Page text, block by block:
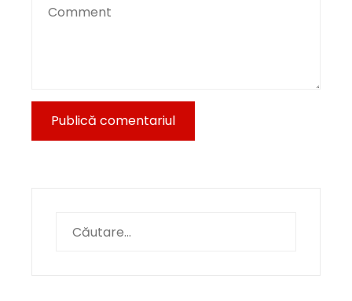
după: